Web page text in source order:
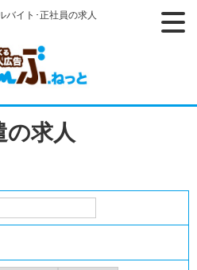
バイト･正社員の求人
の求人